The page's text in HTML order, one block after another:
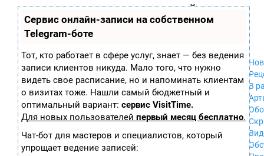
Сервис онлайн-записи на собственном
Telegram-боте
Тот, кто работает в сфере услуг, знает — без ведения
записи клиентов никуда. Мало того, что нужно
видеть свое расписание, но и напоминать клиентам
о визитах тоже. Нашли самый бюджетный и
оптимальный вариант: сервис VisitTime.
Для новых пользователей первый месяц бесплатно.
Чат-бот для мастеров и специалистов, который
упрощает ведение записей:
играх
ла
ор
ы
Xbox 360
Wii
GameCube
PS
PS2
PS3
Nintendo 64
PSP
В